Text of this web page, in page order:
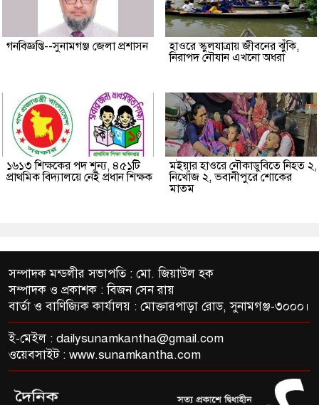
গনবিজ্ঞপ্তি--সুনামগঞ্জ জেলা প্রশাসন
হাওরে স্কুলযাত্রায় জীবনের ঝুঁকি,
নিরাপদ নৌযান এখনো অধরা
১৬১৩ শিক্ষকের পদ শূন্য, ৪৫১টি
প্রাথমিক বিদ্যালয়ে নেই প্রধান শিক্ষক
মইয়ার হাওরে নৌকাডুবিতে নিহত ২,
নিখোঁজ ২, ভবানীপুরে শোকের
মাতম
সম্পাদক মন্ডলীর সভাপতি : মো. জিয়াউল হক
সম্পাদক ও প্রকাশক : বিজন সেন রায়
বার্তা ও বাণিজ্যিক কার্যালয় : মোক্তারপাড়া রোড, সুনামগঞ্জ-৩০০০।
ই-মেইল : dailysunamkantha@gmail.com
ওয়েবসাইট : www.sunamkantha.com